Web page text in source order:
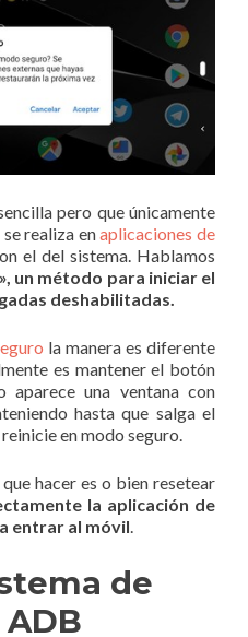
pero que únicamente
realiza enaplicaciones de
el del sistema. Hablamos
un método para iniciar el
deshabilitadas.
la manera es diferente
es mantener el botón
aparece una ventana con
hasta que salga el
en modo seguro.
hacer es o bien resetear
la aplicación de
entrar al móvil.
de